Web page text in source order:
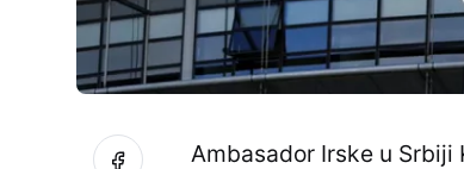
Ambasador Irske u